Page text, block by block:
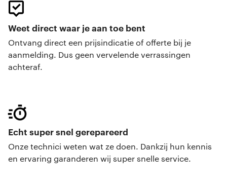
Weet direct waar je aan toe bent
Ontvang direct een prijsindicatie of offerte bij je
aanmelding. Dus geen vervelende verrassingen
achteraf.
Echt super snel gerepareerd
Onze technici weten wat ze doen. Dankzij hun kennis
en ervaring garanderen wij super snelle service.